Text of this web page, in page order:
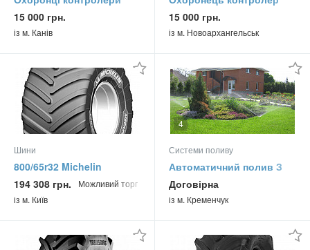
вахта
15 000 грн.
із м. Канів
робота вахта
15 000 грн.
із м. Новоархангельськ
Шини
800/65r32 Michelin
Megaxbib 2 178/178a8/b
Сільгосп шина
194 308 грн.
Можливий торг
із м. Київ
4
Системи поливу
Автоматичний полив З
Розумом
Договірна
із м. Кременчук